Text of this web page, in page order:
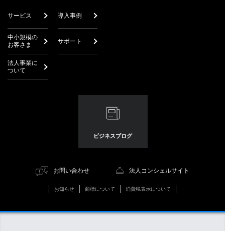
サービス 導入事例
中小規模の
お客さま
サポート
法人事業に
ついて
ビジネスブログ
お問い合わせ 法人コンシェルサイト
お知らせ 商標について 消費税表示について